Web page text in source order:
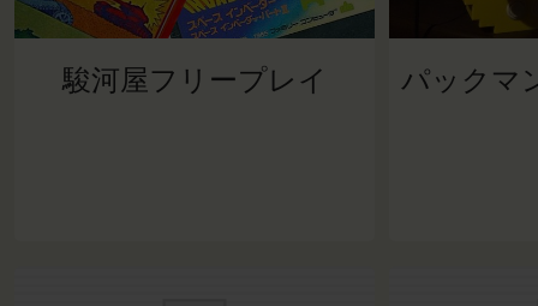
駿河屋フリープレイ パックマ